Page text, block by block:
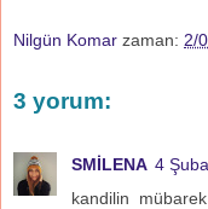
Nilgün Komar zaman: 2/
3 yorum:
SMİLENA 4
kandilin